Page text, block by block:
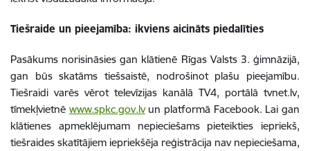
Tiešraide un pieejamība: ikviens aicināts piedalīties
Pasākums norisināsies gan klātienē Rīgas Valsts 3. ģimnāzijā,
gan būs skatāms tiešsaistē, nodrošinot plašu pieejamību.
Tiešraidi varēs vērot televīzijas kanālā TV4, portālā tvnet.lv,
tīmekļvietnē www.spkc.gov.lvun platformā Facebook. Lai gan
klātienes apmeklējumam nepieciešams pieteikties iepriekš,
tiešraides skatītājiem iepriekšēja reģistrācija nav nepieciešama,